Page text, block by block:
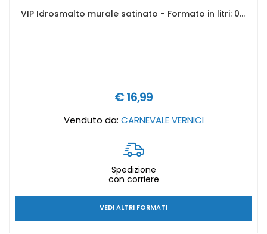
VIP Idrosmalto murale satinato - Formato in litri: 0,75 lt
€ 16,99
Venduto da: CARNEVALE VERNICI
Spedizione
con corriere
VEDI ALTRI FORMATI